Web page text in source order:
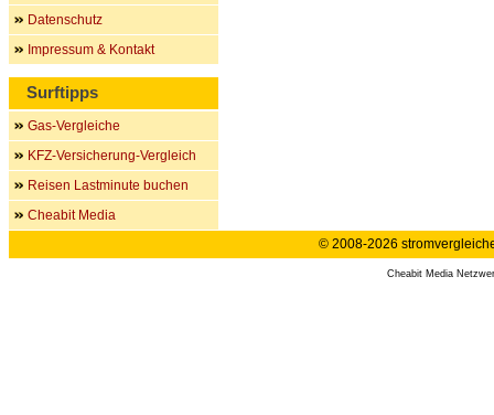
Datenschutz
Impressum & Kontakt
Surftipps
Gas-Vergleiche
KFZ-Versicherung-Vergleich
Reisen Lastminute buchen
Cheabit Media
© 2008-2026
Cheabit Media